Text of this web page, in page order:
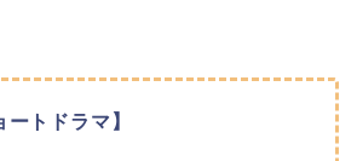
ートドラマ】